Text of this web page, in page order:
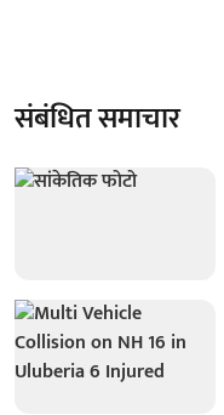
संबंधित समाचार